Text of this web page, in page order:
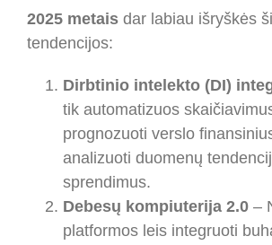
2025 metais dar labiau išryškės
tendencijos:
Dirbtinio intelekto (DI)
tik automatizuos
prognozuoti verslo
analizuoti duomenų
sprendimus.
Debesų kompiuterija 2.0 –
platformos leis integruoti